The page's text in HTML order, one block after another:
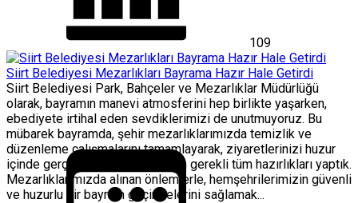
109
Siirt Belediyesi Mezarlıkları Bayrama Hazır Hale Getirdi
Siirt Belediyesi Park, Bahçeler ve Mezarlıklar Müdürlüğü
olarak, bayramın manevi atmosferini hep birlikte yaşarken,
ebediyete irtihal eden sevdiklerimizi de unutmuyoruz. Bu
mübarek bayramda, şehir mezarlıklarımızda temizlik ve
düzenleme çalışmalarını tamamlayarak, ziyaretlerinizi huzur
içinde gerçekleştirebilmeniz için gerekli tüm hazırlıkları yaptık.
Mezarlıklarımızda alınan önlemlerle, hemşehrilerimizin güvenli
ve huzurlu bir bayram geçirmelerini sağlamak...